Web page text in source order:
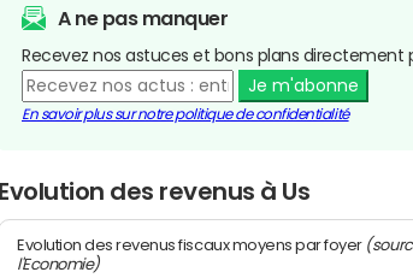
A ne pas manquer
Recevez nos astuces et bons plans directement
Je m'abonne
En savoir plus sur notre politique de confidentialité
Evolution des revenus à Us
Evolution des revenus fiscaux moyens par foyer
l'Economie)